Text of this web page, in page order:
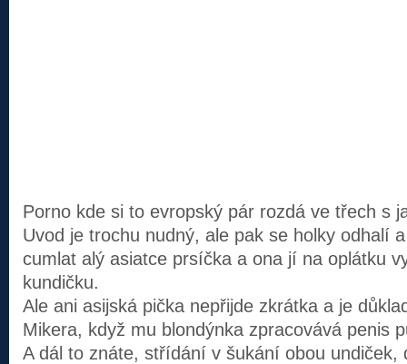
Porno kde si to evropský pár rozdá ve třech s
Uvod je trochu nudný, ale pak se holky odhalí
cumlat alý asiatce prsíčka a ona jí na oplátku
kundičku.
Ale ani asijská pička nepřijde zkrátka a je
Mikera, když mu blondýnka zpracovává penis
A dál to znáte, střídání v šukání obou undiček,